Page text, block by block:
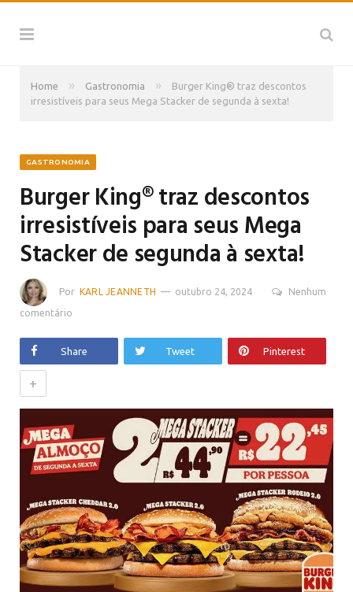
Home » Gastronomia »
Burger King® traz descontos
irresistíveis para seus Mega Stacker de segunda à sexta!
GASTRONOMIA
Burger King® traz descontos
irresistíveis para seus Mega
Stacker de segunda à sexta!
Por KARL JEANNETH outubro 24, 2024 Nenhum
comentário
Share Tweet Pinterest
+